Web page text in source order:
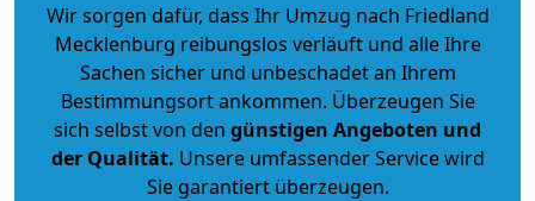
Wir sorgen dafür, dass Ihr Umzug nach Friedland
Mecklenburg reibungslos verläuft und alle Ihre
Sachen sicher und unbeschadet an Ihrem
Bestimmungsort ankommen. Überzeugen Sie
sich selbst von den günstigen Angeboten und
der Qualität. Unsere umfassender Service wird
Sie garantiert überzeugen.